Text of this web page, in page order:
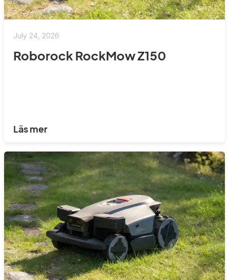
July 24, 2026
Roborock RockMow Z150
Läs mer